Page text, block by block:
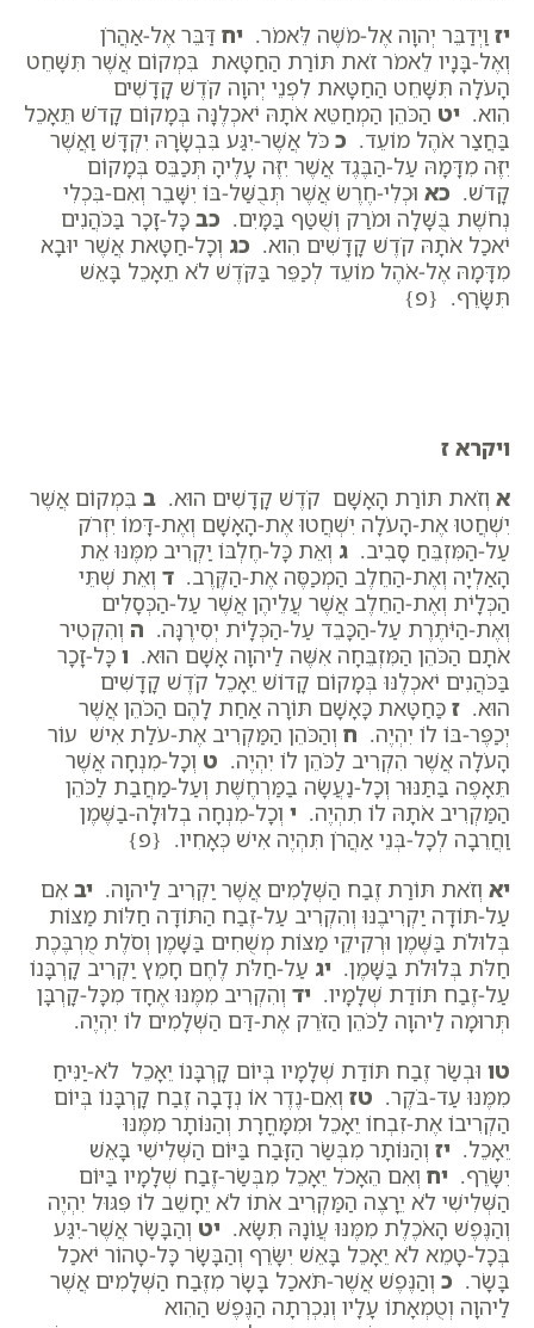
יז וַיְדַבֵּר יְהוָה אֶל-מֹשֶׁה לֵּאמֹר. יח דַּבֵּר אֶל-אַהֲרֹן
וְאֶל-בָּנָיו לֵאמֹר זֹאת תּוֹרַת הַחַטָּאת בִּמְקוֹם אֲשֶׁר תִּשָּׁחֵט
הָעֹלָה תִּשָּׁחֵט הַחַטָּאת לִפְנֵי יְהוָה קֹדֶשׁ קָדָשִׁים
הִוא. יט הַכֹּהֵן הַמְחַטֵּא אֹתָהּ יֹאכְלֶנָּה בְּמָקוֹם קָדֹשׁ תֵּאָכֵל
בַּחֲצַר אֹהֶל מוֹעֵד. כ כֹּל אֲשֶׁר-יִגַּע בִּבְשָׂרָהּ יִקְדָּשׁ וַאֲשֶׁר
יִזֶּה מִדָּמָהּ עַל-הַבֶּגֶד אֲשֶׁר יִזֶּה עָלֶיהָ תְּכַבֵּס בְּמָקוֹם
קָדֹשׁ. כא וּכְלִי-חֶרֶשׂ אֲשֶׁר תְּבֻשַּׁל-בּוֹ יִשָּׁבֵר וְאִם-בִּכְלִי
נְחֹשֶׁת בֻּשָּׁלָה וּמֹרַק וְשֻׁטַּף בַּמָּיִם. כב כָּל-זָכָר בַּכֹּהֲנִים
יֹאכַל אֹתָהּ קֹדֶשׁ קָדָשִׁים הִוא. כג וְכָל-חַטָּאת אֲשֶׁר יוּבָא
מִדָּמָהּ אֶל-אֹהֶל מוֹעֵד לְכַפֵּר בַּקֹּדֶשׁ לֹא תֵאָכֵל בָּאֵשׁ
תִּשָּׂרֵף. {פ}
ויקרא ז
א וְזֹאת תּוֹרַת הָאָשָׁם קֹדֶשׁ קָדָשִׁים הוּא. ב בִּמְקוֹם אֲשֶׁר
יִשְׁחֲטוּ אֶת-הָעֹלָה יִשְׁחֲטוּ אֶת-הָאָשָׁם וְאֶת-דָּמוֹ יִזְרֹק
עַל-הַמִּזְבֵּחַ סָבִיב. ג וְאֵת כָּל-חֶלְבּוֹ יַקְרִיב מִמֶּנּוּ אֵת
הָאַלְיָה וְאֶת-הַחֵלֶב הַמְכַסֶּה אֶת-הַקֶּרֶב. ד וְאֵת שְׁתֵּי
הַכְּלָיֹת וְאֶת-הַחֵלֶב אֲשֶׁר עֲלֵיהֶן אֲשֶׁר עַל-הַכְּסָלִים
וְאֶת-הַיֹּתֶרֶת עַל-הַכָּבֵד עַל-הַכְּלָיֹת יְסִירֶנָּה. ה וְהִקְטִיר
אֹתָם הַכֹּהֵן הַמִּזְבֵּחָה אִשֶּׁה לַיהוָה אָשָׁם הוּא. ו כָּל-זָכָר
בַּכֹּהֲנִים יֹאכְלֶנּוּ בְּמָקוֹם קָדוֹשׁ יֵאָכֵל קֹדֶשׁ קָדָשִׁים
הוּא. ז כַּחַטָּאת כָּאָשָׁם תּוֹרָה אַחַת לָהֶם הַכֹּהֵן אֲשֶׁר
יְכַפֶּר-בּוֹ לוֹ יִהְיֶה. ח וְהַכֹּהֵן הַמַּקְרִיב אֶת-עֹלַת אִישׁ עוֹר
הָעֹלָה אֲשֶׁר הִקְרִיב לַכֹּהֵן לוֹ יִהְיֶה. ט וְכָל-מִנְחָה אֲשֶׁר
תֵּאָפֶה בַּתַּנּוּר וְכָל-נַעֲשָׂה בַמַּרְחֶשֶׁת וְעַל-מַחֲבַת לַכֹּהֵן
הַמַּקְרִיב אֹתָהּ לוֹ תִהְיֶה. י וְכָל-מִנְחָה בְלוּלָה-בַשֶּׁמֶן
וַחֲרֵבָה לְכָל-בְּנֵי אַהֲרֹן תִּהְיֶה אִישׁ כְּאָחִיו. {פ}
יא וְזֹאת תּוֹרַת זֶבַח הַשְּׁלָמִים אֲשֶׁר יַקְרִיב לַיהוָה. יב אִם
עַל-תּוֹדָה יַקְרִיבֶנּוּ וְהִקְרִיב עַל-זֶבַח הַתּוֹדָה חַלּוֹת מַצּוֹת
בְּלוּלֹת בַּשֶּׁמֶן וּרְקִיקֵי מַצּוֹת מְשֻׁחִים בַּשָּׁמֶן וְסֹלֶת מֻרְבֶּכֶת
חַלֹּת בְּלוּלֹת בַּשָּׁמֶן. יג עַל-חַלֹּת לֶחֶם חָמֵץ יַקְרִיב קָרְבָּנוֹ
עַל-זֶבַח תּוֹדַת שְׁלָמָיו. יד וְהִקְרִיב מִמֶּנּוּ אֶחָד מִכָּל-קָרְבָּן
תְּרוּמָה לַיהוָה לַכֹּהֵן הַזֹּרֵק אֶת-דַּם הַשְּׁלָמִים לוֹ יִהְיֶה.
טו וּבְשַׂר זֶבַח תּוֹדַת שְׁלָמָיו בְּיוֹם קָרְבָּנוֹ יֵאָכֵל לֹא-יַנִּיחַ
מִמֶּנּוּ עַד-בֹּקֶר. טז וְאִם-נֶדֶר אוֹ נְדָבָה זֶבַח קָרְבָּנוֹ בְּיוֹם
הַקְרִיבוֹ אֶת-זִבְחוֹ יֵאָכֵל וּמִמָּחֳרָת וְהַנּוֹתָר מִמֶּנּוּ
יֵאָכֵל. יז וְהַנּוֹתָר מִבְּשַׂר הַזָּבַח בַּיּוֹם הַשְּׁלִישִׁי בָּאֵשׁ
יִשָּׂרֵף. יח וְאִם הֵאָכֹל יֵאָכֵל מִבְּשַׂר-זֶבַח שְׁלָמָיו בַּיּוֹם
הַשְּׁלִישִׁי לֹא יֵרָצֶה הַמַּקְרִיב אֹתוֹ לֹא יֵחָשֵׁב לוֹ פִּגּוּל יִהְיֶה
וְהַנֶּפֶשׁ הָאֹכֶלֶת מִמֶּנּוּ עֲו‍ֹנָהּ תִּשָּׂא. יט וְהַבָּשָׂר אֲשֶׁר-יִגַּע
בְּכָל-טָמֵא לֹא יֵאָכֵל בָּאֵשׁ יִשָּׂרֵף וְהַבָּשָׂר כָּל-טָהוֹר יֹאכַל
בָּשָׂר. כ וְהַנֶּפֶשׁ אֲשֶׁר-תֹּאכַל בָּשָׂר מִזֶּבַח הַשְּׁלָמִים אֲשֶׁר
לַיהוָה וְטֻמְאָתוֹ עָלָיו וְנִכְרְתָה הַנֶּפֶשׁ הַהִוא